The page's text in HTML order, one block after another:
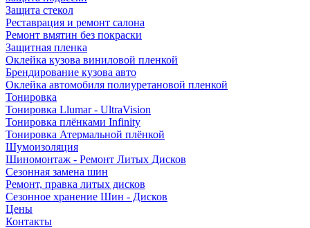
Защита стекол
Реставрация и ремонт салона
Ремонт вмятин без покраски
Защитная пленка
Оклейка кузова виниловой пленкой
Брендирование кузова авто
Оклейка автомобиля полиуретановой пленкой
Тонировка
Тонировка Llumar - UltraVision
Тонировка плёнками Infinity
Тонировка Атермальной плёнкой
Шумоизоляция
Шиномонтаж - Ремонт Литых Дисков
Сезонная замена шин
Ремонт, правка литых дисков
Сезонное хранение Шин - Дисков
Цены
Контакты